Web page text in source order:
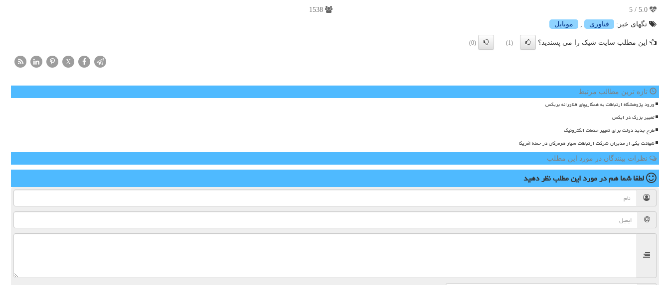
تگهای خبر:
فناوری , موبایل
این مطلب سایت شیک را می پسندید؟ (1)
(0)
X
تازه ترین مطالب مرتبط
ورود پژوهشگاه ارتباطات به همکاریهای فناورانه بریکس
تغییر بزرگ در ایکس
طرح جدید دولت برای تغییر خدمات الکترونیک
شهادت یکی از مدیران شرکت ارتباطات سیار هرمزگان در حمله آمریکا
نظرات بینندگان در مورد این مطلب
لطفا شما همدر مورد این مطلبنظر دهید